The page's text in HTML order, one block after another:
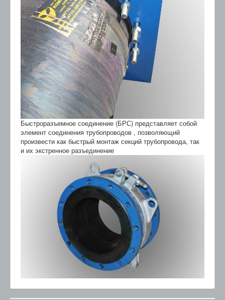
Быстроразъемное соединение (БРС) представляет собой
элемент соединения трубопроводов , позволяющий
произвести как быстрый монтаж секций трубопровода, так
и их экстренное разъединение